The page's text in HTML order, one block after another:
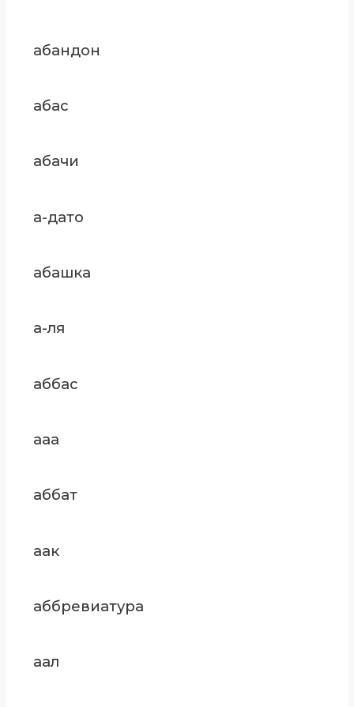
абандон
абас
абачи
а-дато
абашка
а-ля
аббас
ааа
аббат
аак
аббревиатура
аал